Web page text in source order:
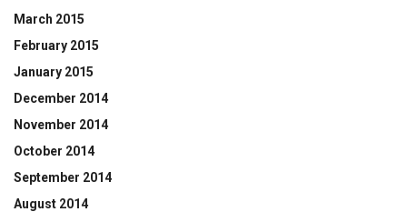
March 2015
February 2015
January 2015
December 2014
November 2014
October 2014
September 2014
August 2014